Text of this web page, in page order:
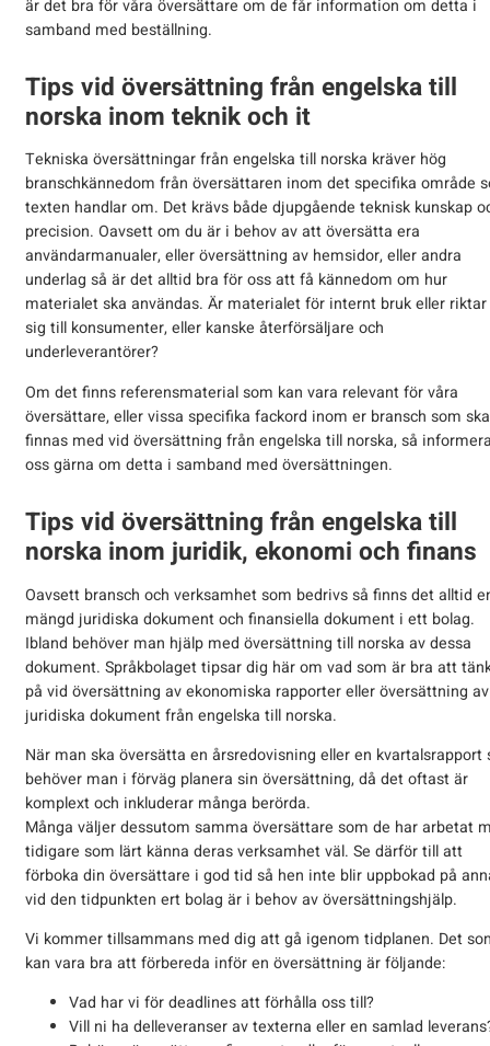
är det bra för våra översättare om de får information om detta i
samband med beställning.
Tips vid översättning från engelska till
norska inom teknik och it
Tekniska översättningar från engelska till norska kräver hög
branschkännedom från översättaren inom det specifika område
texten handlar om. Det krävs både djupgående teknisk kunskap
precision. Oavsett om du är i behov av att översätta era
användarmanualer, eller översättning av hemsidor, eller andra
underlag så är det alltid bra för oss att få kännedom om hur
materialet ska användas. Är materialet för internt bruk eller
sig till konsumenter, eller kanske återförsäljare och
underleverantörer?
Om det finns referensmaterial som kan vara relevant för våra
översättare, eller vissa specifika fackord inom er bransch som ska
finnas med vid översättning från engelska till norska, så
oss gärna om detta i samband med översättningen.
Tips vid översättning från engelska till
norska inom juridik, ekonomi och finans
Oavsett bransch och verksamhet som bedrivs så finns det alltid
mängd juridiska dokument och finansiella dokument i ett bolag.
Ibland behöver man hjälp med översättning till norska av dessa
dokument. Språkbolaget tipsar dig här om vad som är bra att
på vid översättning av ekonomiska rapporter eller översättning av
juridiska dokument från engelska till norska.
När man ska översätta en årsredovisning eller en kvartalsrapport
behöver man i förväg planera sin översättning, då det oftast är
komplext och inkluderar många berörda.
Många väljer dessutom samma översättare som de har arbetat
tidigare som lärt känna deras verksamhet väl. Se därför till att
förboka din översättare i god tid så hen inte blir uppbokad på
vid den tidpunkten ert bolag är i behov av översättningshjälp.
Vi kommer tillsammans med dig att gå igenom tidplanen. Det
kan vara bra att förbereda inför en översättning är följande:
Vad har vi för deadlines att förhålla oss till?
Vill ni ha delleveranser av texterna eller en samlad